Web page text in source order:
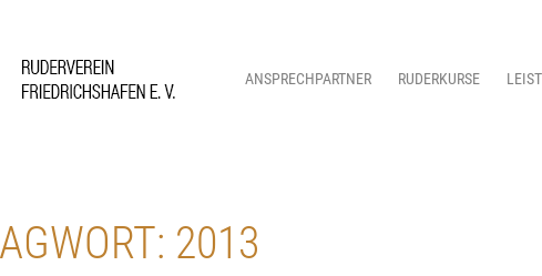
ANSPRECHPARTNER RUDERKURSE
2013